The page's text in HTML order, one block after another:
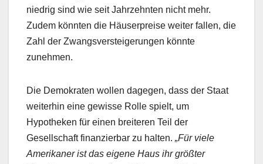
niedrig sind wie seit Jahrzehnten nicht mehr.
Zudem könnten die Häuserpreise weiter fallen, die
Zahl der Zwangsversteigerungen könnte
zunehmen.
Die Demokraten wollen dagegen, dass der Staat
weiterhin eine gewisse Rolle spielt, um
Hypotheken für einen breiteren Teil der
Gesellschaft finanzierbar zu halten. „Für viele
Amerikaner ist das eigene Haus ihr größter